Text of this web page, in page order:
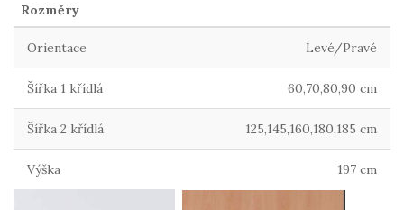
Rozměry
Orientace Levé/Pravé
Šířka 1 křídlá 60,70,80,90 cm
Šířka 2 křídlá 125,145,160,180,185 cm
Výška 197 cm